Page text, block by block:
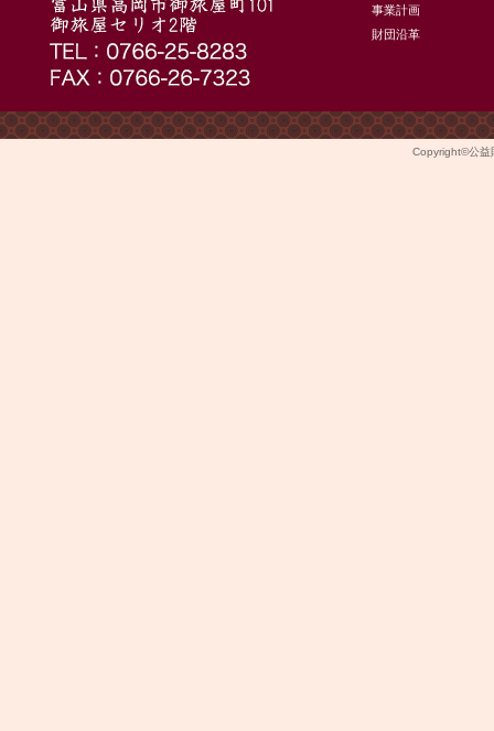
事業計画
財団沿革
Copyright©公益